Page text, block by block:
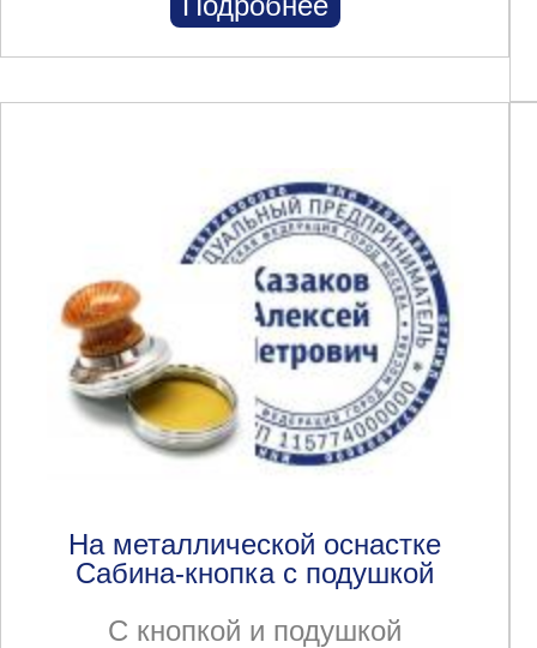
На металлической оснастке
Сабина-кнопка с подушкой
С кнопкой и подушкой